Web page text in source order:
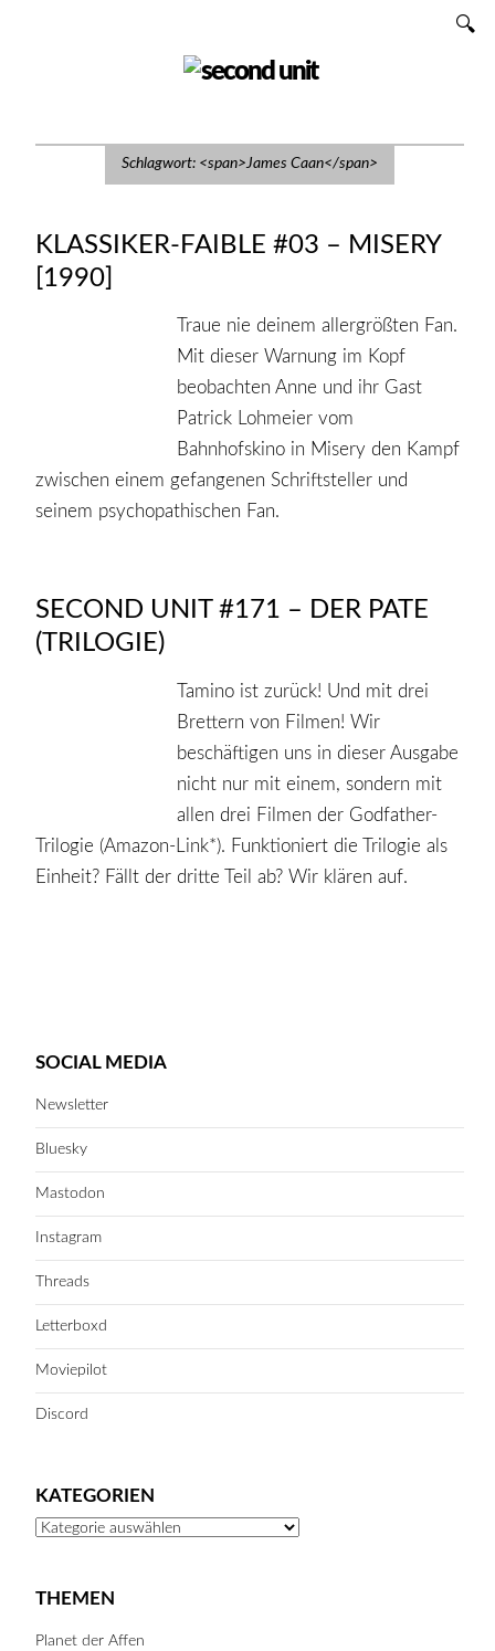
Schlagwort: <span>James Caan</span>
KLASSIKER-FAIBLE #03 – MISERY
[1990]
Traue nie deinem allergrößten Fan.
Mit dieser Warnung im Kopf
beobachten Anne und ihr Gast
Patrick Lohmeier vom
Bahnhofskino in Misery den Kampf
zwischen einem gefangenen Schriftsteller und
seinem psychopathischen Fan.
SECOND UNIT #171 – DER PATE
(TRILOGIE)
Tamino ist zurück! Und mit drei
Brettern von Filmen! Wir
beschäftigen uns in dieser Ausgabe
nicht nur mit einem, sondern mit
allen drei Filmen der Godfather-
Trilogie (Amazon-Link*). Funktioniert die Trilogie als
Einheit? Fällt der dritte Teil ab? Wir klären auf.
SOCIAL MEDIA
Newsletter
Bluesky
Mastodon
Instagram
Threads
Letterboxd
Moviepilot
Discord
KATEGORIEN
Kategorien
THEMEN
Planet der Affen